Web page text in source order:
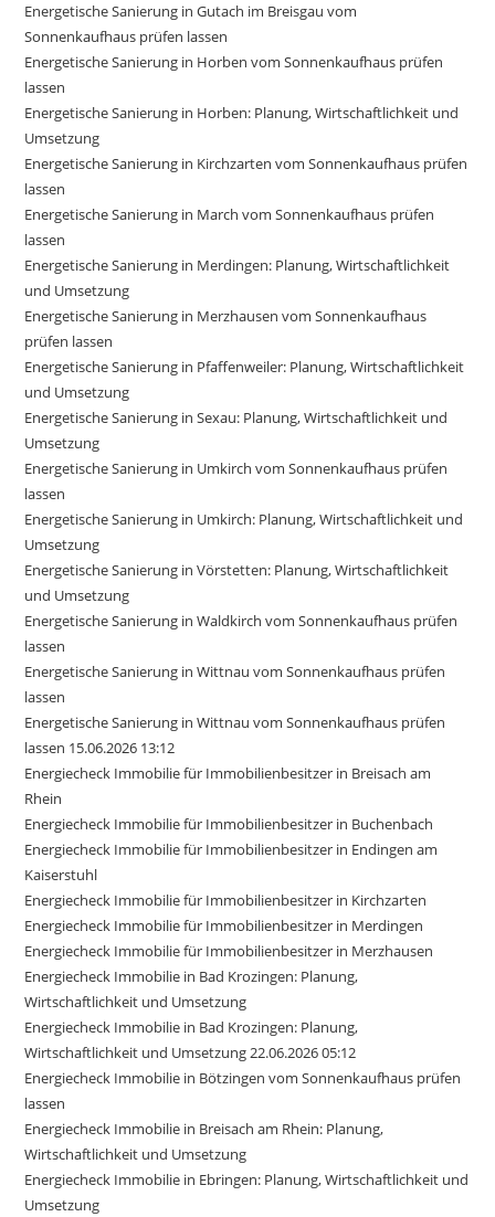
Energetische Sanierung in Gutach im Breisgau vom
Sonnenkaufhaus prüfen lassen
Energetische Sanierung in Horben vom Sonnenkaufhaus prüfen
lassen
Energetische Sanierung in Horben: Planung, Wirtschaftlichkeit und
Umsetzung
Energetische Sanierung in Kirchzarten vom Sonnenkaufhaus prüfen
lassen
Energetische Sanierung in March vom Sonnenkaufhaus prüfen
lassen
Energetische Sanierung in Merdingen: Planung, Wirtschaftlichkeit
und Umsetzung
Energetische Sanierung in Merzhausen vom Sonnenkaufhaus
prüfen lassen
Energetische Sanierung in Pfaffenweiler: Planung, Wirtschaftlichkeit
und Umsetzung
Energetische Sanierung in Sexau: Planung, Wirtschaftlichkeit und
Umsetzung
Energetische Sanierung in Umkirch vom Sonnenkaufhaus prüfen
lassen
Energetische Sanierung in Umkirch: Planung, Wirtschaftlichkeit und
Umsetzung
Energetische Sanierung in Vörstetten: Planung, Wirtschaftlichkeit
und Umsetzung
Energetische Sanierung in Waldkirch vom Sonnenkaufhaus prüfen
lassen
Energetische Sanierung in Wittnau vom Sonnenkaufhaus prüfen
lassen
Energetische Sanierung in Wittnau vom Sonnenkaufhaus prüfen
lassen 15.06.2026 13:12
Energiecheck Immobilie für Immobilienbesitzer in Breisach am
Rhein
Energiecheck Immobilie für Immobilienbesitzer in Buchenbach
Energiecheck Immobilie für Immobilienbesitzer in Endingen am
Kaiserstuhl
Energiecheck Immobilie für Immobilienbesitzer in Kirchzarten
Energiecheck Immobilie für Immobilienbesitzer in Merdingen
Energiecheck Immobilie für Immobilienbesitzer in Merzhausen
Energiecheck Immobilie in Bad Krozingen: Planung,
Wirtschaftlichkeit und Umsetzung
Energiecheck Immobilie in Bad Krozingen: Planung,
Wirtschaftlichkeit und Umsetzung 22.06.2026 05:12
Energiecheck Immobilie in Bötzingen vom Sonnenkaufhaus prüfen
lassen
Energiecheck Immobilie in Breisach am Rhein: Planung,
Wirtschaftlichkeit und Umsetzung
Energiecheck Immobilie in Ebringen: Planung, Wirtschaftlichkeit und
Umsetzung